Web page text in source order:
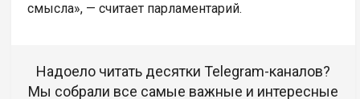
смысла», — считает парламентарий.
Надоело читать десятки Telegram-каналов?
Мы собрали все самые важные и интересные